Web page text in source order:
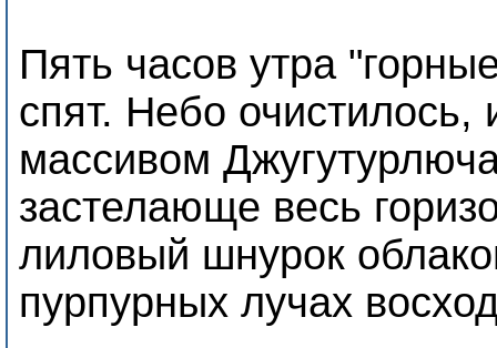
Пять часов утра
спят. Небо очистилось,
массивом
застелающе весь
лиловый шнурок
пурпурных лучах